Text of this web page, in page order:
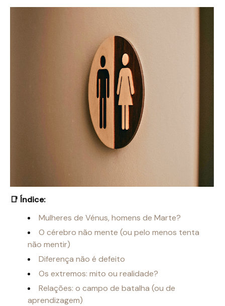
📑 Índice:
Mulheres de Vénus, homens de Marte?
O cérebro não mente (ou pelo menos tenta
não mentir)
Diferença não é defeito
Os extremos: mito ou realidade?
Relações: o campo de batalha (ou de
aprendizagem)